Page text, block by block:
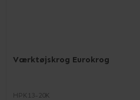
Værktøjskrog Eurokrog
HPK13-20K